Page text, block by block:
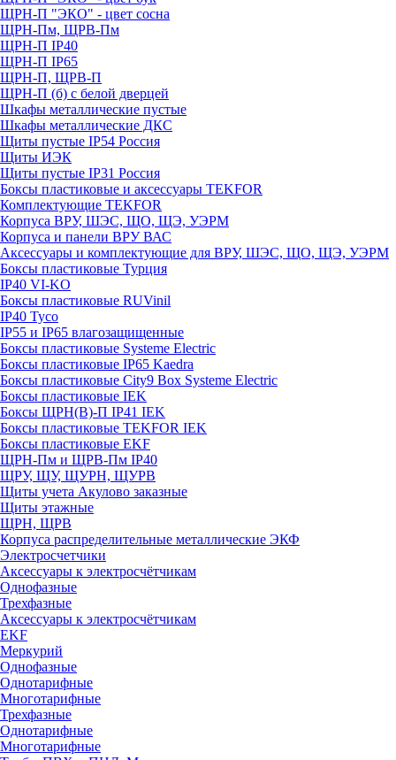
ЩРН-П "ЭКО" - цвет сосна
ЩРН-Пм, ЩРВ-Пм
ЩРН-П IP40
ЩРН-П IP65
ЩРН-П, ЩРВ-П
ЩРН-П (б) с белой дверцей
Шкафы металлические пустые
Шкафы металлические ДКС
Щиты пустые IP54 Россия
Щиты ИЭК
Щиты пустые IP31 Россия
Боксы пластиковые и аксессуары TEKFOR
Комплектующие TEKFOR
Корпуса ВРУ, ШЭС, ЩО, ЩЭ, УЭРМ
Корпуса и панели ВРУ ВАС
Аксессуары и комплектующие для ВРУ, ШЭС, ЩО, ЩЭ, УЭРМ
Боксы пластиковые Турция
IP40 VI-KO
Боксы пластиковые RUVinil
IP40 Тусо
IP55 и IP65 влагозащищенные
Боксы пластиковые Systeme Electric
Боксы пластиковые IP65 Kaedra
Боксы пластиковые City9 Box Systeme Electric
Боксы пластиковые IEK
Боксы ЩРН(В)-П IP41 IEK
Боксы пластиковые TEKFOR IEK
Боксы пластиковые EKF
ЩРН-Пм и ЩРВ-Пм IP40
ЩРУ, ЩУ, ЩУРН, ЩУРВ
Щиты учета Акулово заказные
Щиты этажные
ЩРН, ЩРВ
Корпуса распределительные металлические ЭКФ
Электросчетчики
Аксессуары к электросчётчикам
Однофазные
Трехфазные
Аксессуары к электросчётчикам
EKF
Меркурий
Однофазные
Однотарифные
Многотарифные
Трехфазные
Однотарифные
Многотарифные